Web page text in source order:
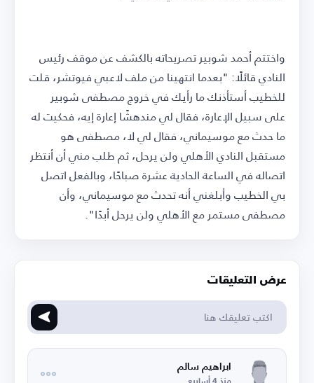
واختتم أحمد شوبير تصريحاته بالكشف عن موقف رئيس
النادي قائلًا: "بعدما انتهينا من ملف لاعبي فيوتشر، قلت
للخطيب أستأذنك ما رأيك في خروج مصطفى شوبير
على سبيل الإعارة، فقال لي مندهشًا إعارة إيه، فحكيت له
ما حدث مع موسيماني، فقال لي لا، مصطفى هو
مستقبل النادي الأهلي ولن يرحل، ثم طلب مني أن أنتظر
اتصاله في الساعة الحادية عشرة صباحًا، وبالفعل اتصل
بي الخطيب وأبلغني أنه تحدث مع موسيماني، وأن
مصطفى مستمر مع الأهلي ولن يرحل أبدًا".
عرض التعليقات
ابراهيم سالم